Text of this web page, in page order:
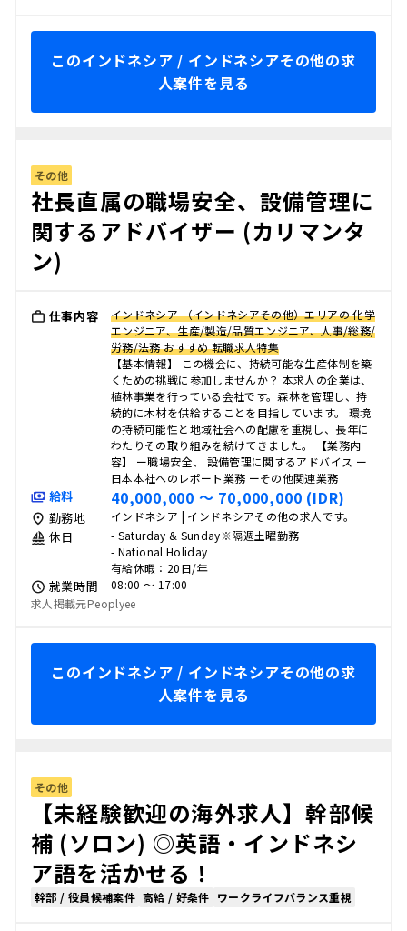
このインドネシア / インドネシアその他の求
人案件を見る
その他
社長直属の職場安全、設備管理に
関するアドバイザー (カリマンタ
ン)
仕事内容
インドネシア （インドネシアその他）エリアの 化学
エンジニア、生産/製造/品質エンジニア、人事/総務/
労務/法務 おすすめ 転職求人特集
【基本情報】 この機会に、持続可能な生産体制を築
くための挑戦に参加しませんか？ 本求人の企業は、
植林事業を行っている会社です。森林を管理し、持
続的に木材を供給することを目指しています。 環境
の持続可能性と地域社会への配慮を重視し、長年に
わたりその取り組みを続けてきました。 【業務内
容】 ー職場安全、 設備管理に関するアドバイス ー
日本本社へのレポート業務 ーその他関連業務
給料 40,000,000 〜 70,000,000 (IDR)
勤務地 インドネシア | インドネシアその他の求人です。
休日
- Saturday & Sunday※隔週土曜勤務
- National Holiday
有給休暇：20日/年
就業時間
08:00 〜 17:00
求人掲載元Peoplyee
このインドネシア / インドネシアその他の求
人案件を見る
その他
【未経験歓迎の海外求人】幹部候
補 (ソロン) ◎英語・インドネシ
ア語を活かせる！
幹部 / 役員候補案件 高給 / 好条件 ワークライフバランス重視